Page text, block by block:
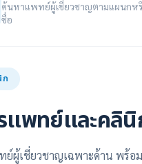
ค้นหาแพทย์ผู้เชี่ยวชาญตามแผนกห
ชื่อ
พทย์และคลินิ
ผู้เชี่ยวชาญเฉพาะด้าน พร้อ